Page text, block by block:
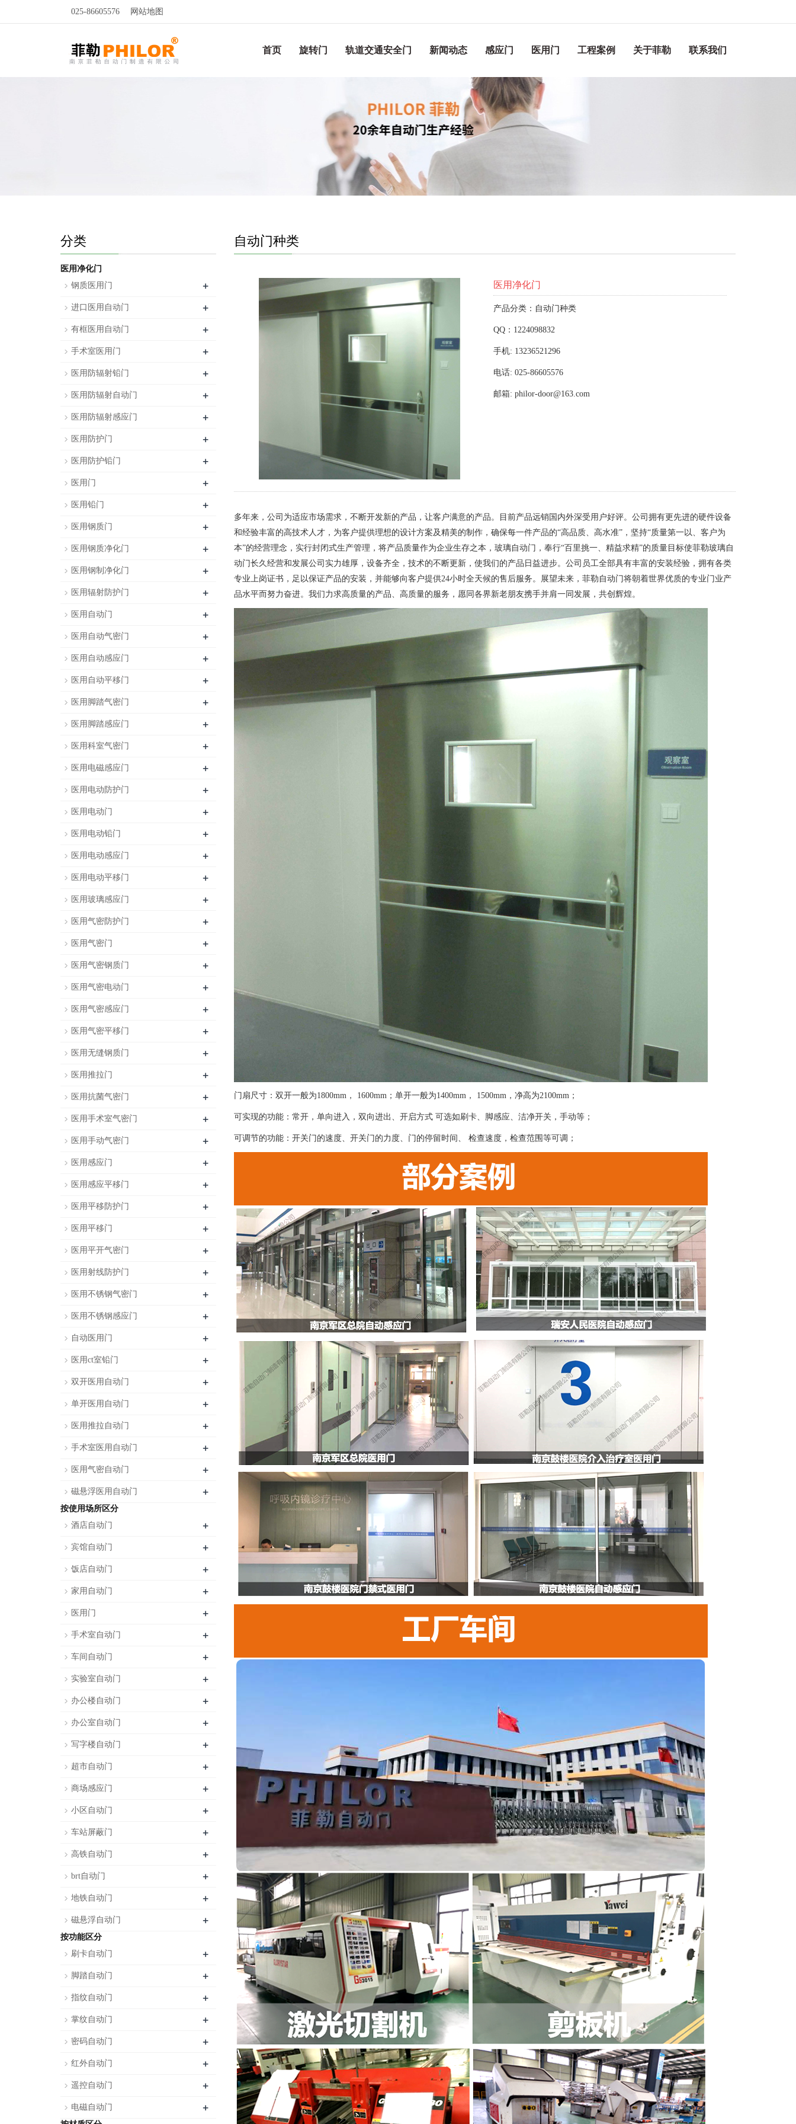
025-86605576 网站地图
首页 旋转门 轨道交通安全门 新闻动态 感应门 医用门 工程案例 关于菲勒 联系我们
自动门种类
医用净化门
产品分类：自动门种类
QQ：1224098832
手机: 13236521296
电话: 025-86605576
邮箱: philor-door@163.com
多年来，公司为适应市场需求，不断开发新的产品，让客户满意的产品。目前产品远销国内外深受用户好评。公司拥有更先进的硬件设备
和经验丰富的高技术人才，为客户提供理想的设计方案及精美的制作，确保每一件产品的“高品质、高水准”，坚持“质量第一以、客户为
本”的经营理念，实行封闭式生产管理，将产品质量作为企业生存之本，玻璃自动门，奉行“百里挑一、精益求精”的质量目标使菲勒玻璃自
动门长久经营和发展公司实力雄厚，设备齐全，技术的不断更新，使我们的产品日益进步。公司员工全部具有丰富的安装经验，拥有各类
专业上岗证书，足以保证产品的安装，并能够向客户提供24小时全天候的售后服务。展望未来，菲勒自动门将朝着世界优质的专业门业产
品水平而努力奋进。我们力求高质量的产品、高质量的服务，愿同各界新老朋友携手并肩一同发展，共创辉煌。
门扇尺寸：双开一般为1800mm， 1600mm；单开一般为1400mm， 1500mm，净高为2100mm；
可实现的功能：常开，单向进入，双向进出、开启方式 可选如刷卡、脚感应、洁净开关，手动等；
可调节的功能：开关门的速度、开关门的力度、门的停留时间、 检查速度，检查范围等可调；
分类
医用净化门
钢质医用门
+
进口医用自动门 +
有框医用自动门 +
手术室医用门 +
医用防辐射铅门 +
医用防辐射自动门 +
医用防辐射感应门 +
医用防护门 +
医用防护铅门 +
医用门 +
医用铅门 +
医用钢质门 +
医用钢质净化门 +
医用钢制净化门 +
医用辐射防护门 +
医用自动门 +
医用自动气密门 +
医用自动感应门 +
医用自动平移门 +
医用脚踏气密门 +
医用脚踏感应门 +
医用科室气密门 +
医用电磁感应门 +
医用电动防护门 +
医用电动门 +
医用电动铅门 +
医用电动感应门 +
医用电动平移门 +
医用玻璃感应门 +
医用气密防护门 +
医用气密门 +
医用气密钢质门 +
医用气密电动门 +
医用气密感应门 +
医用气密平移门 +
医用无缝钢质门 +
医用推拉门 +
医用抗菌气密门 +
医用手术室气密门 +
医用手动气密门 +
医用感应门 +
医用感应平移门 +
医用平移防护门 +
医用平移门 +
医用平开气密门 +
医用射线防护门 +
医用不锈钢气密门 +
医用不锈钢感应门 +
自动医用门 +
医用ct室铅门 +
双开医用自动门 +
单开医用自动门 +
医用推拉自动门 +
手术室医用自动门 +
医用气密自动门 +
磁悬浮医用自动门 +
按使用场所区分
酒店自动门
+
宾馆自动门 +
饭店自动门 +
家用自动门 +
医用门 +
手术室自动门 +
车间自动门 +
实验室自动门 +
办公楼自动门 +
办公室自动门 +
写字楼自动门 +
超市自动门 +
商场感应门 +
小区自动门 +
车站屏蔽门 +
高铁自动门 +
brt自动门 +
地铁自动门 +
磁悬浮自动门 +
按功能区分
刷卡自动门
+
脚踏自动门 +
指纹自动门 +
掌纹自动门 +
密码自动门 +
红外自动门 +
遥控自动门 +
电磁自动门 +